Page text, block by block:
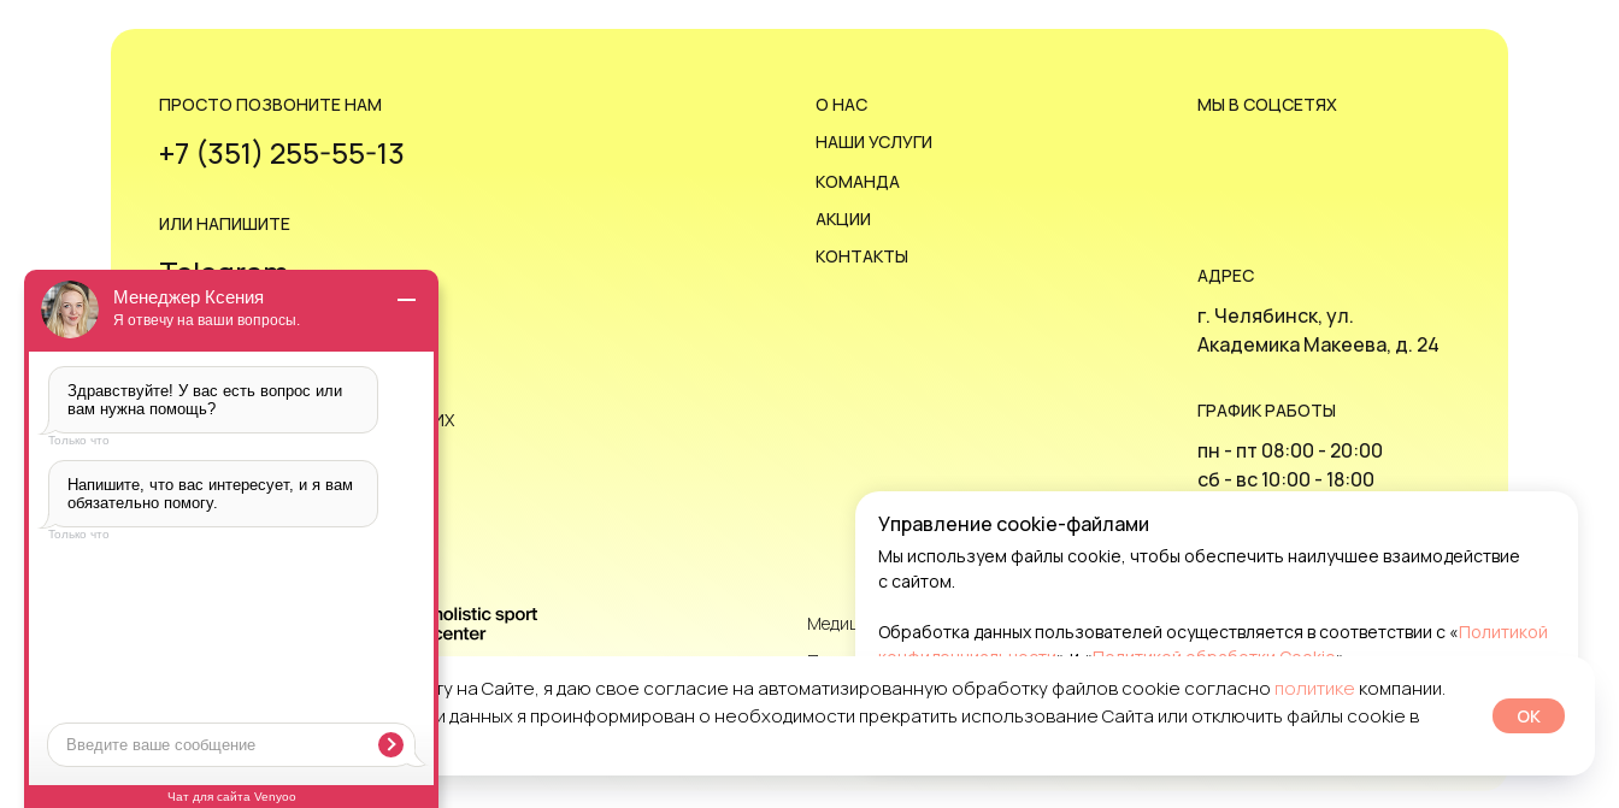
ИЛИ НАПИШИТЕ
ПРОСТО ПОЗВОНИТЕ НАМ
© 2025 все права защищены ООО «ГЛИНКИН
ХОЛИСТИК СПОРТ ЦЕНТР»
г. Челябинск, ул.
Академика Макеева, д. 24
info@glinkinhsc.ru
Telegram
Медицинская лицензия и документы
Пациентам
Политика конфиденциальности
Разработка: Lucky-Leads
АДРЕС
МЫ В СОЦСЕТЯХ
+7 (351) 255-55-13
ГРАФИК РАБОТЫ
ВЕРСИЯ ДЛЯ СЛАБОВИДЯЩИХ
пн - пт 08:00 - 20:00
сб - вс 10:00 - 18:00
КОНТАКТЫ
АКЦИИ
КОМАНДА
НАШИ УСЛУГИ
О НАС
Открыть в Я.Картах
Управление cookie-файлами
Мы используем файлы cookie, чтобы обеспечить наилучшее взаимодействие
с сайтом.
Обработка данных пользователей осуществляется в соответствии с «Политикой
конфиденциальности» и «Политикой обработки Cookie»
Принять все Настройки Cookie
Настоящим, продолжая работу на Сайте, я даю свое согласие на автоматизированную обработку файлов cookie согласно политике компании.
В случае отказа от обработки данных я проинформирован о необходимости прекратить использование Сайта или отключить файлы cookie в
настройках браузера.
OK
Менеджер Ксения
Я отвечу на ваши вопросы.
Здравствуйте! У вас есть вопрос или
вам нужна помощь?
Только что
Напишите, что вас интересует, и я вам
обязательно помогу.
Только что
Чат для сайта Venyoo